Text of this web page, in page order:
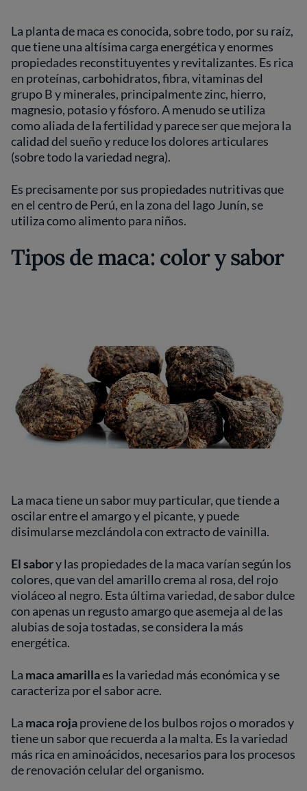
La planta de maca es conocida, sobre todo, por su raíz,
que tiene una altísima carga energética y enormes
propiedades reconstituyentes y revitalizantes. Es rica
en proteínas, carbohidratos, fibra, vitaminas del
grupo B y minerales, principalmente zinc, hierro,
magnesio, potasio y fósforo. A menudo se utiliza
como aliada de la fertilidad y parece ser que mejora la
calidad del sueño y reduce los dolores articulares
(sobre todo la variedad negra).
Es precisamente por sus propiedades nutritivas que
en el centro de Perú, en la zona del lago Junín, se
utiliza como alimento para niños.
Tipos de maca: color y sabor
La maca tiene un sabor muy particular, que tiende a
oscilar entre el amargo y el picante, y puede
disimularse mezclándola con extracto de vainilla.
El saborylas propiedades de la maca varían según los
colores, que van del amarillo crema al rosa, del rojo
violáceo al negro. Esta última variedad, de sabor dulce
con apenas un regusto amargo que asemeja al de las
alubias de soja tostadas, se considera la más
energética.
La maca amarillaes la variedad más económica y se
caracteriza por el sabor acre.
La maca rojaproviene de los bulbos rojos o morados y
tiene un sabor que recuerda a la malta. Es la variedad
más rica en aminoácidos, necesarios para los procesos
de renovación celular del organismo.